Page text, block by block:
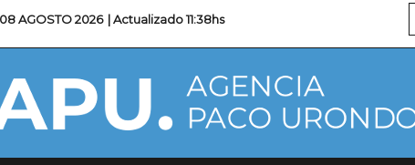
08 AGOSTO 2026 | Actualizado11:38hs